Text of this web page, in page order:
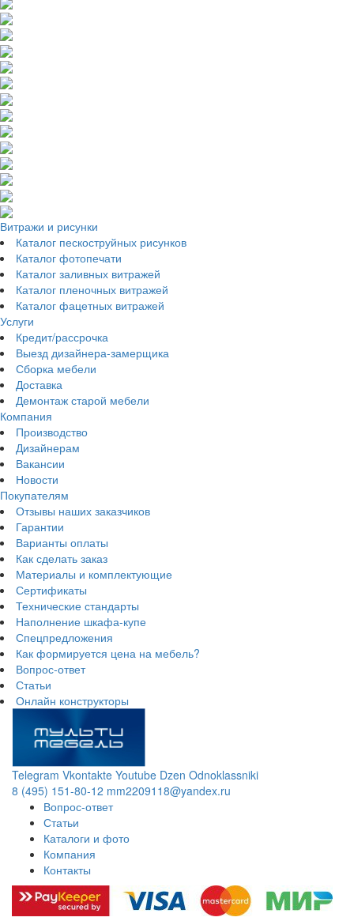
Витражи и рисунки
Каталог пескоструйных рисунков
Каталог фотопечати
Каталог заливных витражей
Каталог пленочных витражей
Каталог фацетных витражей
Услуги
Кредит/рассрочка
Выезд дизайнера-замерщика
Сборка мебели
Доставка
Демонтаж старой мебели
Компания
Производство
Дизайнерам
Вакансии
Новости
Покупателям
Отзывы наших заказчиков
Гарантии
Варианты оплаты
Как сделать заказ
Материалы и комплектующие
Сертификаты
Технические стандарты
Наполнение шкафа-купе
Спецпредложения
Как формируется цена на мебель?
Вопрос-ответ
Статьи
Онлайн конструкторы
Telegram Vkontakte Youtube Dzen Odnoklassniki
8 (495) 151-80-12 mm2209118@yandex.ru
Вопрос-ответ
Статьи
Каталоги и фото
Компания
Контакты